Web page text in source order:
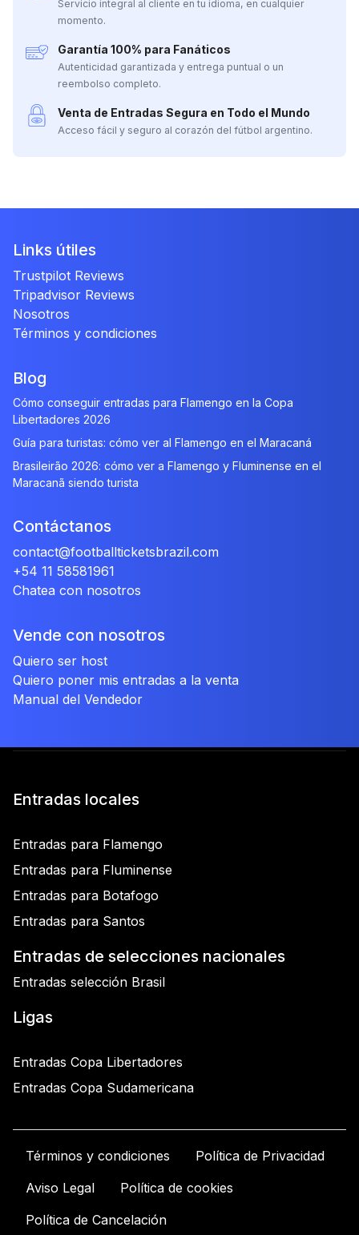
Servicio integral al cliente en tu idioma, en cualquier
momento.
Garantía 100% para Fanáticos
Autenticidad garantizada y entrega puntual o un
reembolso completo.
Venta de Entradas Segura en Todo el Mundo
Acceso fácil y seguro al corazón del fútbol argentino.
Links útiles
Trustpilot Reviews
Tripadvisor Reviews
Nosotros
Términos y condiciones
Blog
Cómo conseguir entradas para Flamengo en la Copa
Libertadores 2026
Guía para turistas: cómo ver al Flamengo en el Maracaná
Brasileirão 2026: cómo ver a Flamengo y Fluminense en el
Maracanã siendo turista
Contáctanos
contact@footballticketsbrazil.com
+54 11 58581961
Chatea con nosotros
Vende con nosotros
Quiero ser host
Quiero poner mis entradas a la venta
Manual del Vendedor
Entradas locales
Entradas para Flamengo
Entradas para Fluminense
Entradas para Botafogo
Entradas para Santos
Entradas de selecciones nacionales
Entradas selección Brasil
Ligas
Entradas Copa Libertadores
Entradas Copa Sudamericana
Términos y condiciones
Política de Privacidad
Aviso Legal
Política de cookies
Política de Cancelación